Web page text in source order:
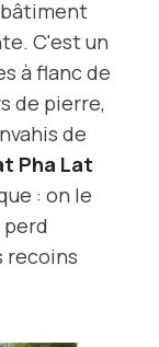
bâtiment
C'est un
à flanc de
de pierre,
de
Pha Lat
: on le
recoins